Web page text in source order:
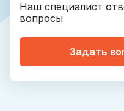
Наш специалист
вопросы
Задать